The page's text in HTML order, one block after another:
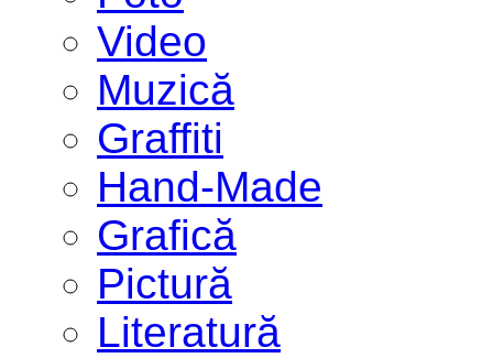
Video
Muzică
Graffiti
Hand-Made
Grafică
Pictură
Literatură